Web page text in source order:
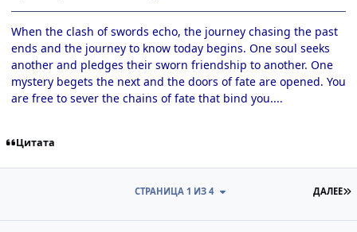
When the clash of swords echo, the journey chasing the past
ends and the journey to know today begins. One soul seeks
another and pledges their sworn friendship to another. One
mystery begets the next and the doors of fate are opened. You
are free to sever the chains of fate that bind you....
Цитата
ДАЛЕЕ
СТРАНИЦА 1 ИЗ 4